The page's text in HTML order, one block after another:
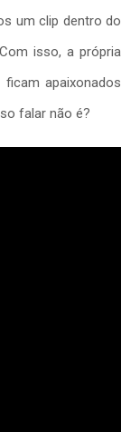
um clip dentro do
isso, a própria
apaixonados
falar não é?